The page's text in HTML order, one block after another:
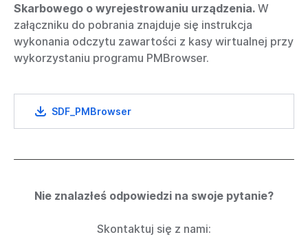
Skarbowego o wyrejestrowaniu urządzenia. W
załączniku do pobrania znajduje się instrukcja
wykonania odczytu zawartości z kasy wirtualnej przy
wykorzystaniu programu PMBrowser.
SDF_PMBrowser
Nie znalazłeś odpowiedzi na swoje pytanie?
Skontaktuj się z nami: